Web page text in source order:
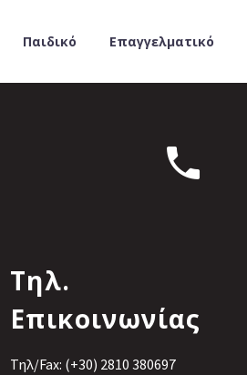
Παιδικό Επαγγελματικό


Τηλ.
Επικοινωνίας
Τηλ/Fax: (+30) 2810 380697